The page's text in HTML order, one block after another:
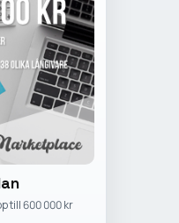
till 600 000 kr